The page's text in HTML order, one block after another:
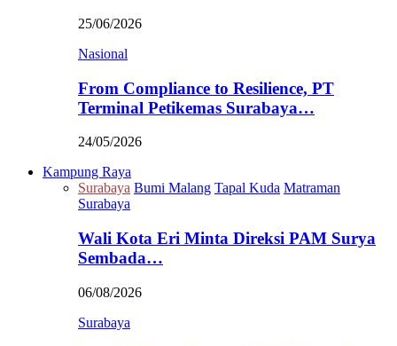
25/06/2026
Nasional
From Compliance to Resilience, PT
Terminal Petikemas Surabaya…
24/05/2026
Kampung Raya
Surabaya Bumi Malang Tapal Kuda Matraman
Surabaya
Wali Kota Eri Minta Direksi PAM Surya
Sembada…
06/08/2026
Surabaya